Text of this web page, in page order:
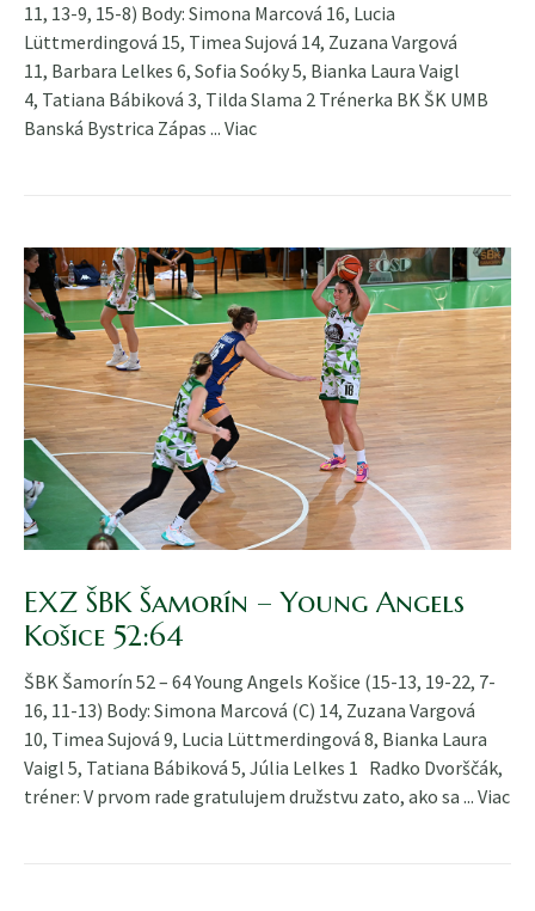
11, 13-9, 15-8) Body: Simona Marcová 16, Lucia
Lüttmerdingová 15, Timea Sujová 14, Zuzana Vargová
11, Barbara Lelkes 6, Sofia Soóky 5, Bianka Laura Vaigl
4, Tatiana Bábiková 3, Tilda Slama 2 Trénerka BK ŠK UMB
Banská Bystrica Zápas ... Viac
EXZ ŠBK Šamorín – Young Angels
Košice 52:64
ŠBK Šamorín 52 – 64 Young Angels Košice (15-13, 19-22, 7-
16, 11-13) Body: Simona Marcová (C) 14, Zuzana Vargová
10, Timea Sujová 9, Lucia Lüttmerdingová 8, Bianka Laura
Vaigl 5, Tatiana Bábiková 5, Júlia Lelkes 1 Radko Dvorščák,
tréner: V prvom rade gratulujem družstvu zato, ako sa ... Viac